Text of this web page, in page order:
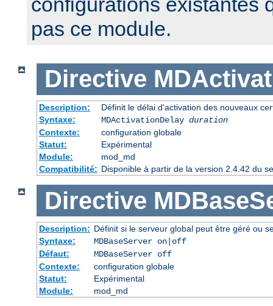
pas ce module.
Directive
Description:
Définit le délai d'activation des nouveaux
Syntaxe:
MDActivationDelay duration
Contexte:
configuration globale
Statut:
Expérimental
Module:
mod_md
Compatibilité: Disponible à partir de la version 2.4.42 du
Directive
Description: Définit si le serveur global peut être géré ou
Syntaxe:
MDBaseServer on|off
Défaut:
MDBaseServer off
Contexte:
configuration globale
Statut:
Expérimental
Module:
mod_md